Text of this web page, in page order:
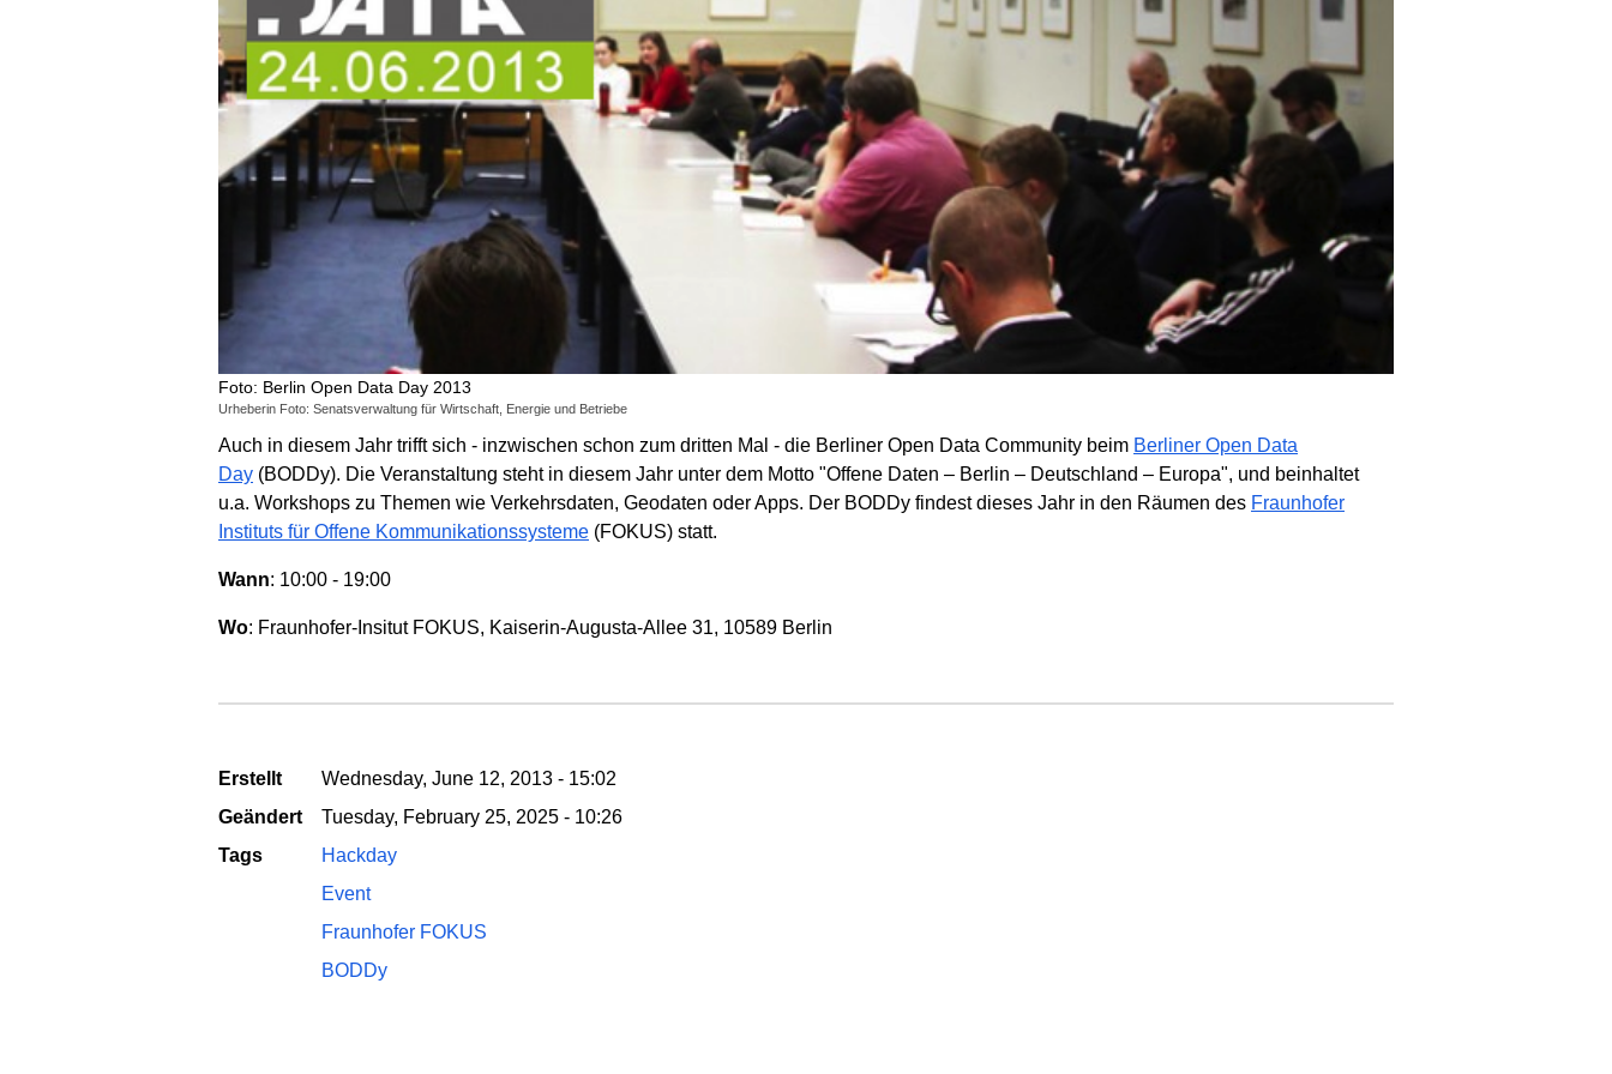
Foto: Berlin Open Data Day 2013
Urheberin Foto: Senatsverwaltung für Wirtschaft, Energie und Betriebe
Auch in diesem Jahr trifft sich - inzwischen schon zum dritten Mal - die Berliner Open Data Community beim Berliner Open Data
Day (BODDy). Die Veranstaltung steht in diesem Jahr unter dem Motto "Offene Daten – Berlin – Deutschland – Europa", und beinhaltet
u.a. Workshops zu Themen wie Verkehrsdaten, Geodaten oder Apps. Der BODDy findest dieses Jahr in den Räumen des Fraunhofer
Instituts für Offene Kommunikationssysteme (FOKUS) statt.
Wann: 10:00 - 19:00
Wo: Fraunhofer-Insitut FOKUS, Kaiserin-Augusta-Allee 31, 10589 Berlin
Erstellt
Wednesday, June 12, 2013 - 15:02
Geändert
Tuesday, February 25, 2025 - 10:26
Tags
Hackday
Event
Fraunhofer FOKUS
BODDy